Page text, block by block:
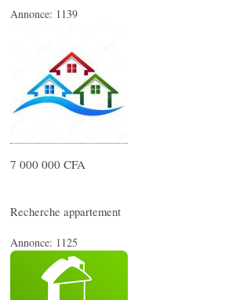
Annonce: 1139
7 000 000 CFA
Recherche appartement
Annonce: 1125